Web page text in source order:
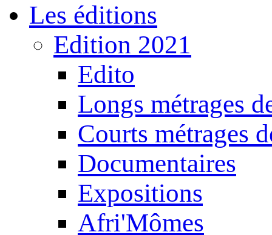
Les éditions
Edition 2021
Edito
Longs métrages
Courts métrages
Documentaires
Expositions
Afri'Mômes